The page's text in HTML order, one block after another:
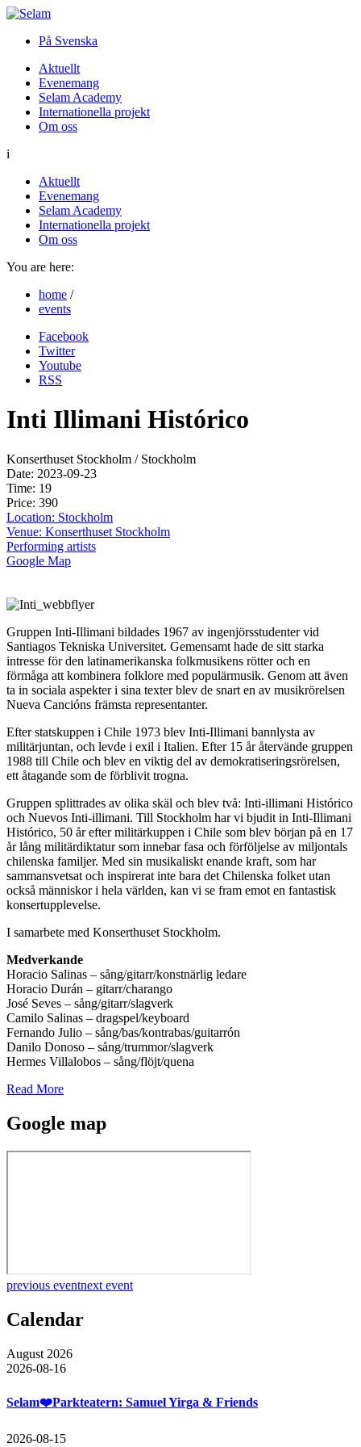
På Svenska
Aktuellt
Evenemang
Selam Academy
Internationella projekt
Om oss
i
Aktuellt
Evenemang
Selam Academy
Internationella projekt
Om oss
You are here:
home /
events
Facebook
Twitter
Youtube
RSS
Inti Illimani Histórico
Konserthuset Stockholm / Stockholm
Date: 2023-09-23
Time: 19
Price: 390
Location: Stockholm
Venue: Konserthuset Stockholm
Performing artists
Google Map
Gruppen Inti-Illimani bildades 1967 av ingenjörsstudenter vid
Santiagos Tekniska Universitet. Gemensamt hade de sitt starka
intresse för den latinamerikanska folkmusikens rötter och en
förmåga att kombinera folklore med populärmusik. Genom att även
ta in sociala aspekter i sina texter blev de snart en av musikrörelsen
Nueva Cancións främsta representanter.
Efter statskuppen i Chile 1973 blev Inti-Illimani bannlysta av
militärjuntan, och levde i exil i Italien. Efter 15 år återvände gruppen
1988 till Chile och blev en viktig del av demokratiseringsrörelsen,
ett åtagande som de förblivit trogna.
Gruppen splittrades av olika skäl och blev två: Inti-illimani Histórico
och Nuevos Inti-illimani. Till Stockholm har vi bjudit in Inti-Illimani
Histórico, 50 år efter militärkuppen i Chile som blev början på en 17
år lång militärdiktatur som innebar fasa och förföljelse av miljontals
chilenska familjer. Med sin musikaliskt enande kraft, som har
sammansvetsat och inspirerat inte bara det Chilenska folket utan
också människor i hela världen, kan vi se fram emot en fantastisk
konsertupplevelse.
I samarbete med Konserthuset Stockholm.
Medverkande
Horacio Salinas – sång/gitarr/konstnärlig ledare
Horacio Durán – gitarr/charango
José Seves – sång/gitarr/slagverk
Camilo Salinas – dragspel/keyboard
Fernando Julio – sång/bas/kontrabas/guitarrón
Danilo Donoso – sång/trummor/slagverk
Hermes Villalobos – sång/flöjt/quena
Read More
Google map
previous eventnext event
Calendar
August 2026
2026-08-16
Selam❤️Parkteatern: Samuel Yirga & Friends
2026-08-15